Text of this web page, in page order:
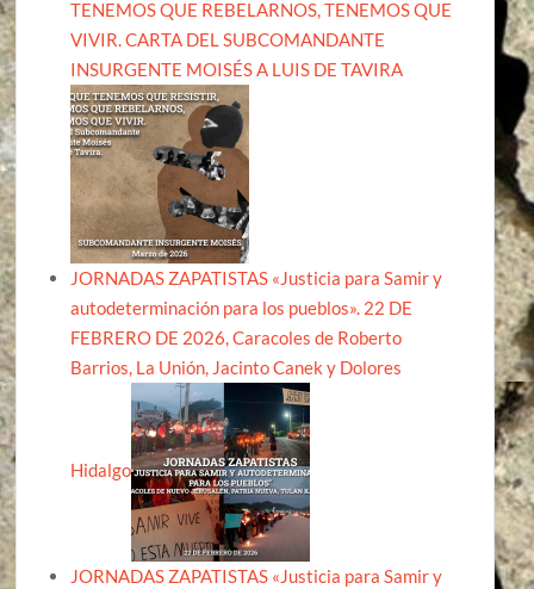
TENEMOS QUE REBELARNOS, TENEMOS QUE
VIVIR. CARTA DEL SUBCOMANDANTE
INSURGENTE MOISÉS A LUIS DE TAVIRA
JORNADAS ZAPATISTAS «Justicia para Samir y
autodeterminación para los pueblos». 22 DE
FEBRERO DE 2026, Caracoles de Roberto
Barrios, La Unión, Jacinto Canek y Dolores
Hidalgo
JORNADAS ZAPATISTAS «Justicia para Samir y